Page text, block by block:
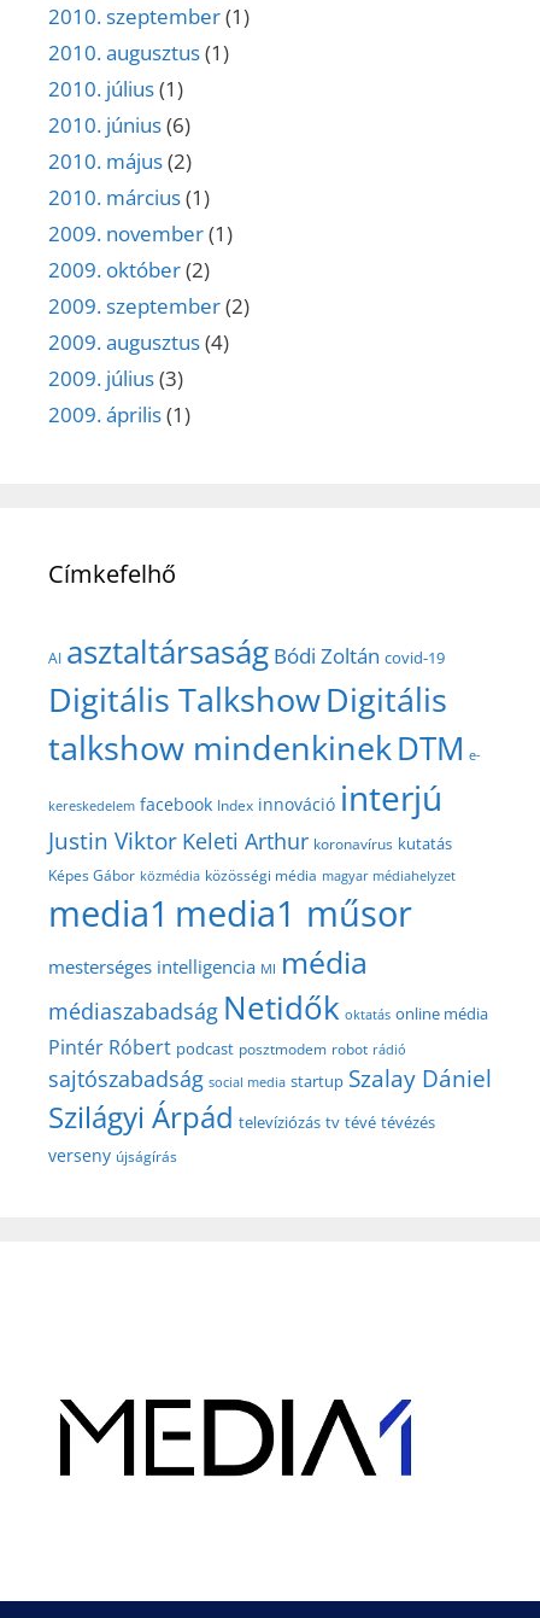
2010. szeptember(1)
2010. augusztus(1)
2010. július(1)
2010. június(6)
2010. május(2)
2010. március(1)
2009. november(1)
2009. október(2)
2009. szeptember(2)
2009. augusztus(4)
2009. július(3)
2009. április(1)
Címkefelhő
AI asztaltársaság Bódi Zoltán covid-19
Digitális TalkshowDigitális
talkshow mindenkinekDTM e-
kereskedelem facebook Index innováció interjú
Justin Viktor Keleti Arthur koronavírus kutatás
Képes Gábor közmédia közösségi média magyar médiahelyzet
media1 media1 műsor
mesterséges intelligencia MI média
médiaszabadság Netidők oktatás online média
Pintér Róbert podcast posztmodem robot rádió
sajtószabadság social media startup Szalay Dániel
Szilágyi Árpád televíziózás tv tévé tévézés
verseny újságírás